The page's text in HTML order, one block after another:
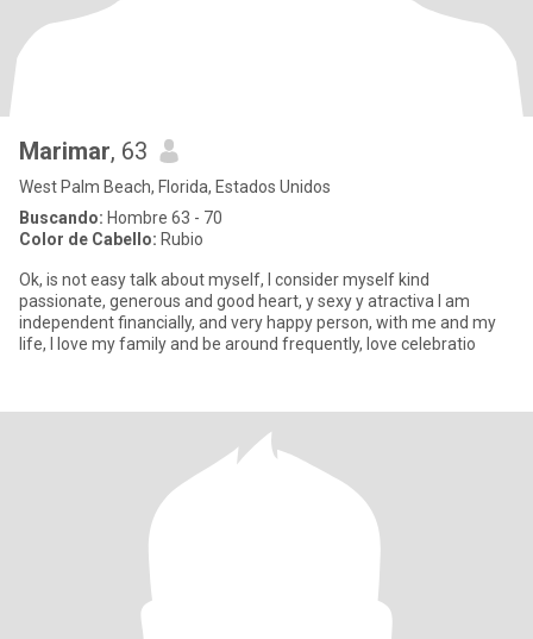
Marimar, 63
West Palm Beach, Florida, Estados Unidos
Buscando: Hombre 63 - 70
Color de Cabello: Rubio
Ok, is not easy talk about myself, I consider myself kind
passionate, generous and good heart, y sexy y atractiva I am
independent financially, and very happy person, with me and my
life, I love my family and be around frequently, love celebratio